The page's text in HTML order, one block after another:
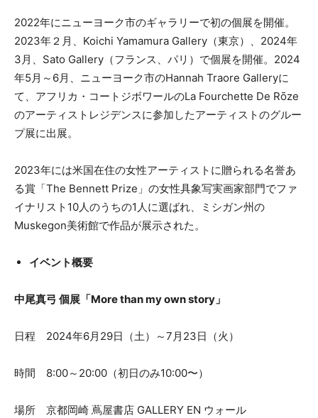
2022年にニューヨーク市のギャラリーで初の個展を開催。
2023年２月、Koichi Yamamura Gallery（東京）、2024年
3月、Sato Gallery（フランス、パリ）で個展を開催。2024
年5月～6月、ニューヨーク市のHannah Traore Galleryに
て、アフリカ・コートジボワールのLa Fourchette De Rōze
のアーティストレジデンスに参加したアーティストのグルー
プ展に出展。
2023年には米国在住の女性アーティストに贈られる名誉あ
る賞「The Bennett Prize」の女性具象写実画家部門でファ
イナリスト10人のうちの1人に選ばれ、ミシガン州の
Muskegon美術館で作品が展示された。
イベント概要
中尾真弓 個展「More than my own story」
日程 2024年6月29日（土）～7月23日（火）
時間 8:00～20:00（初⽇のみ10:00〜）
場所 京都岡崎 蔦屋書店 GALLERY EN ウォール